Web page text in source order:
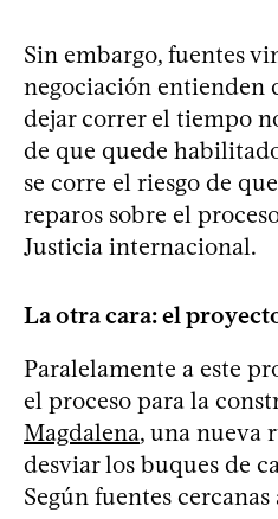
Sin embargo, fuentes
negociación entienden
dejar correr el tiempo
de que quede
se corre el riesgo de
reparos sobre el
Justicia internacional.
La otra cara: el
Paralelamente a este
el proceso para la
Magdalena, una nueva
desviar los buques de
Según fuentes